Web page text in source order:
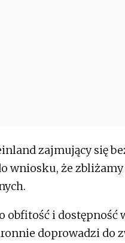
zajmujący się
wniosku, że
obfitość i
doprowadzi do